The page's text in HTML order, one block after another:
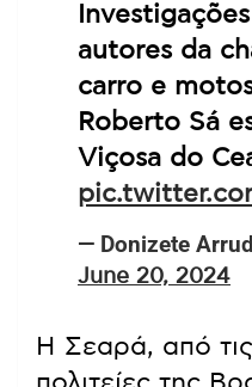
autores da
carro e
Roberto Sá
Viçosa do
— Donizete
June 20, 2024
Η Σεαρά, από